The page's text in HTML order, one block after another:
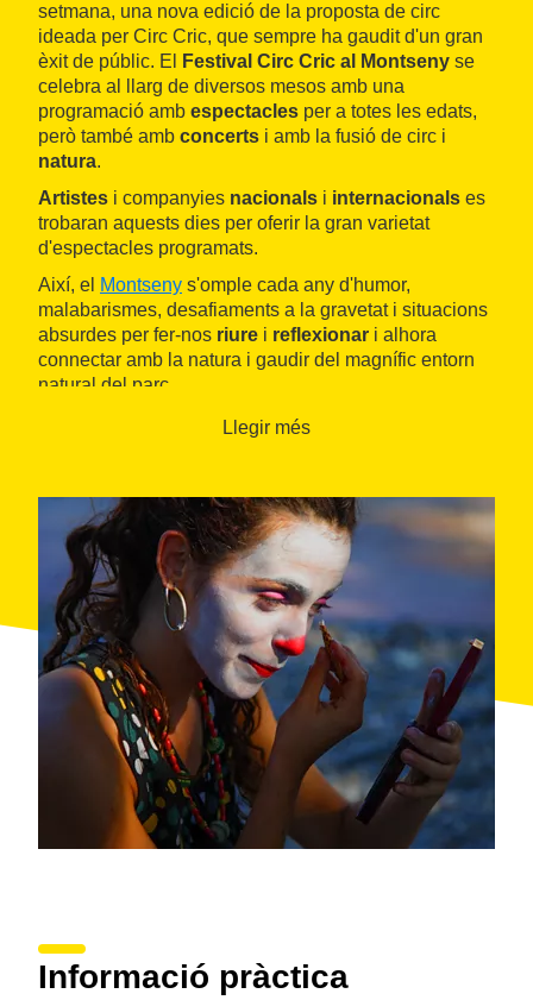
setmana, una nova edició de la proposta de circ
ideada per Circ Cric, que sempre ha gaudit d'un gran
èxit de públic. El
Festival Circ Cric al Montseny se
celebra al llarg de diversos mesos amb una
programació amb espectacles per a totes les edats,
però també amb concerts i amb la fusió de circ i
natura.
Artistes i companyies nacionals i internacionals es
trobaran aquests dies per oferir la gran varietat
d'espectacles programats.
Així, el Montseny s'omple cada any d'humor,
malabarismes, desafiaments a la gravetat i situacions
absurdes per fer-nos riure i reflexionar i alhora
connectar amb la natura i gaudir del magnífic entorn
natural del parc.
La proposta del festival incideix en el
paisatges, en unespassejades guiadesen les quals
podrem respirar i entrar en contacte amb el medi.
Llegir més
Informació pràctica